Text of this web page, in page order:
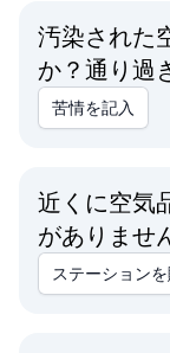
汚染された
か？通り過
苦情を記入
近くに空気
がありませ
ステーションを